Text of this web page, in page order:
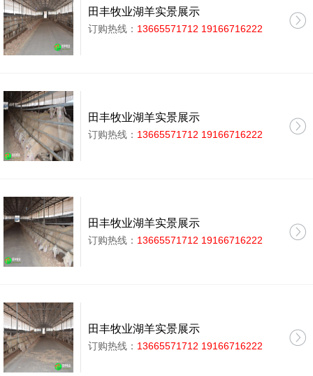
田丰牧业湖羊实景展示
订购热线： 13665571712 19166716222
田丰牧业湖羊实景展示
订购热线： 13665571712 19166716222
田丰牧业湖羊实景展示
订购热线： 13665571712 19166716222
田丰牧业湖羊实景展示
订购热线： 13665571712 19166716222